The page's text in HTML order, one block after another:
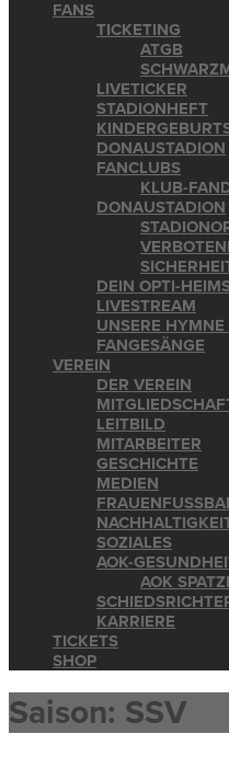
FANS
TICKETING
ATGB
LIVETICKER
STADIONHEFT
DONAUSTADION
FANCLUBS
KLUB-
DONAUSTADION
DEIN OPTI-
LIVESTREAM
UNSERE
FANGESÄNGE
VEREIN
DER VEREIN
LEITBILD
MITARBEITER
GESCHICHTE
MEDIEN
SOZIALES
AOK-
AOK
KARRIERE
TICKETS
SHOP
Saison: SSV